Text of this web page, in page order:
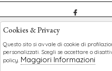
Cookies & Privacy
Questo sito si avvale di cookie di
personalizzati. Scegli se accettare o
policy. Maggiori Informazioni